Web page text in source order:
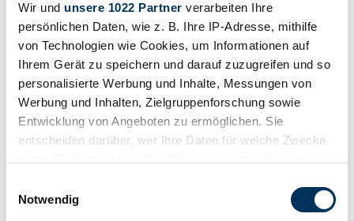
Wir und unsere 1022 Partner verarbeiten Ihre
persönlichen Daten, wie z. B. Ihre IP-Adresse, mithilfe
von Technologien wie Cookies, um Informationen auf
Ihrem Gerät zu speichern und darauf zuzugreifen und so
personalisierte Werbung und Inhalte, Messungen von
Werbung und Inhalten, Zielgruppenforschung sowie
Entwicklung von Angeboten zu ermöglichen. Sie
entscheiden darüber, wer Ihre Daten für welche Zwecke
Trigger Symbol ändern oder widerrufen
Notwendig
2012 | Mercedes-Benz SLS AMG Roadster
Mercedes-Benz SLS AMG Roadster